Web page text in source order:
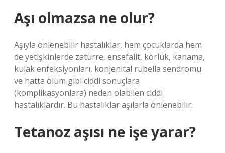
Aşı olmazsa ne olur?
Aşıyla önlenebilir hastalıklar, hem çocuklarda hem
de yetişkinlerde zatürre, ensefalit, körlük, kanama,
kulak enfeksiyonları, konjenital rubella sendromu
ve hatta ölüm gibi ciddi sonuçlara
(komplikasyonlara) neden olabilen ciddi
hastalıklardır. Bu hastalıklar aşılarla önlenebilir.
Tetanoz aşısı ne işe yarar?